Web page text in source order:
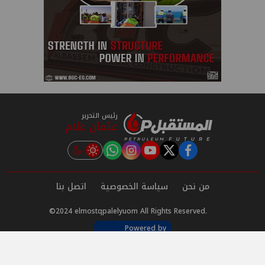
رئيس التحرير
عثمان علام
facebook
twitter
youtube
instagram
tiktok
من نحن سياسة الخصوصية اتصل بنا
©2024 elmostqpalelyuom All Rights Reserved.
Powered by